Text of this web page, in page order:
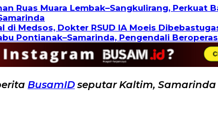
Ruas Muara Lembak–Sangkulirang, Perkuat
di Medsos, Dokter RSUD IA Moeis
Pontianak–Samarinda, Pengendali
BusamIDseputar Kaltim,